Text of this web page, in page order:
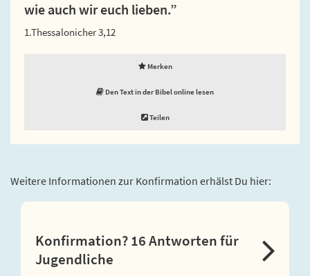
wie auch wir euch lieben.”
1.Thessalonicher 3,12
Merken
Den Text in der Bibel online lesen
Teilen
Weitere Informationen zur Konfirmation erhälst Du hier:
Konfirmation? 16 Antworten für
Jugendliche